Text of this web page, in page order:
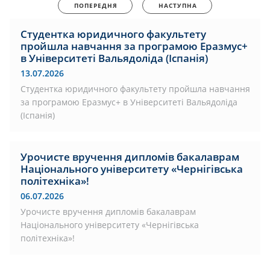
ПОПЕРЕДНЯ НАСТУПНА
Студентка юридичного факультету
пройшла навчання за програмою Еразмус+
в Університеті Вальядоліда (Іспанія)
13.07.2026
Студентка юридичного факультету пройшла навчання
за програмою Еразмус+ в Університеті Вальядоліда
(Іспанія)
Урочисте вручення дипломів бакалаврам
Національного університету «Чернігівська
політехніка»!
06.07.2026
Урочисте вручення дипломів бакалаврам
Національного університету «Чернігівська
політехніка»!